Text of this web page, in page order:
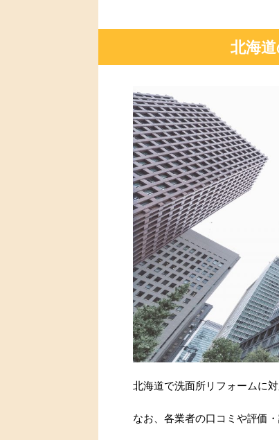
北海
北海道で洗面所リフォームに
なお、各業者の口コミや評価